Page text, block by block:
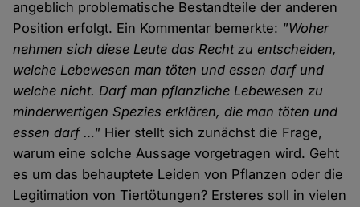
angeblich problematische Bestandteile der anderen
Position erfolgt. Ein Kommentar bemerkte: "Woher
nehmen sich diese Leute das Recht zu entscheiden,
welche Lebewesen man töten und essen darf und
welche nicht. Darf man pflanzliche Lebewesen zu
minderwertigen Spezies erklären, die man töten und
essen darf …" Hier stellt sich zunächst die Frage,
warum eine solche Aussage vorgetragen wird. Geht
es um das behauptete Leiden von Pflanzen oder die
Legitimation von Tiertötungen? Ersteres soll in vielen